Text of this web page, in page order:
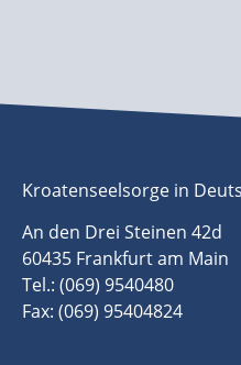
Kroatenseelsorge in
An den Drei Steinen 42d
60435 Frankfurt am Main
Tel.: (069) 9540480
Fax: (069) 95404824